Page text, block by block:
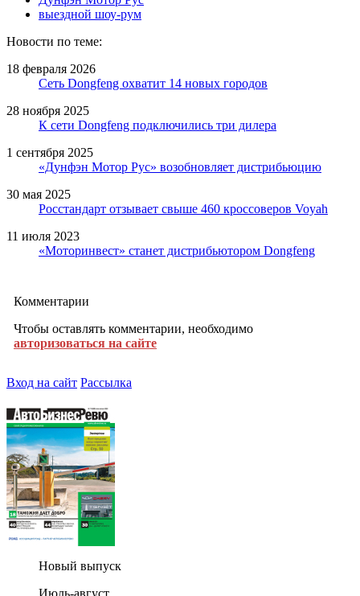
выездной шоу-рум
Новости по теме:
18 февраля 2026
Сеть Dongfeng охватит 14 новых городов
28 ноября 2025
К сети Dongfeng подключились три дилера
1 сентября 2025
«Дунфэн Мотор Рус» возобновляет дистрибьюцию
30 мая 2025
Росстандарт отзывает свыше 460 кроссоверов Voyah
11 июля 2023
«Моторинвест» станет дистрибьютором Dongfeng
Комментарии
Чтобы оставлять комментарии, необходимо
авторизоваться на сайте
Вход на сайт Рассылка
Новый выпуск
Июль-август